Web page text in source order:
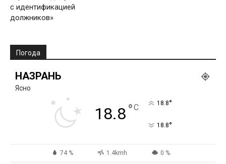
с идентификацией
должников»
Погода
НАЗРАНЬ
Ясно
18.8°C 18.8°
18.8°
74 % 1.4kmh 0 %